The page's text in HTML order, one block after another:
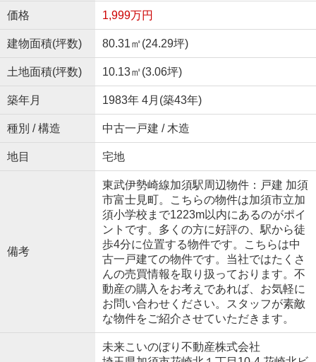
価格 1,999万円
建物面積(坪数) 80.31㎡(24.29坪)
土地面積(坪数) 10.13㎡(3.06坪)
築年月 1983年 4月(築43年)
種別 / 構造 中古一戸建 / 木造
地目 宅地
備考
東武伊勢崎線加須駅周辺物件：戸建 加須
市富士見町。こちらの物件は加須市立加
須小学校まで1223m以内にあるのがポイ
ントです。多くの方に好評の、駅から徒
歩4分に位置する物件です。こちらは中
古一戸建ての物件です。当社ではたくさ
んの売買情報を取り扱っております。不
動産の購入をお考えであれば、お気軽に
お問い合わせください。スタッフが素敵
な物件をご紹介させていただきます。
未来こいのぼり不動産株式会社